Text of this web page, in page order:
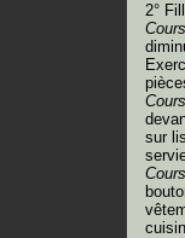
2°
sur